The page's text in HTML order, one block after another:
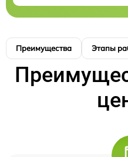
Преимущества Этапы